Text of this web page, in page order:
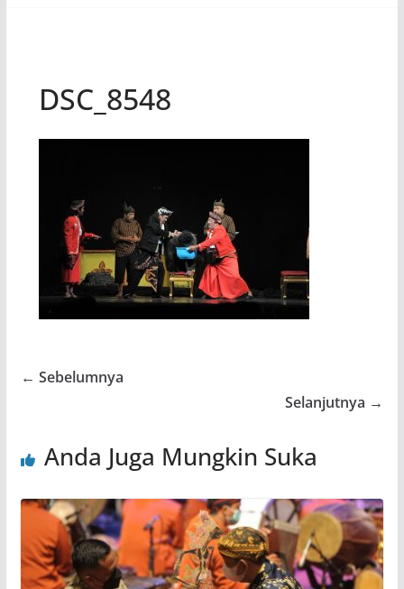
DSC_8548
← Sebelumnya
Selanjutnya →
Anda Juga Mungkin Suka